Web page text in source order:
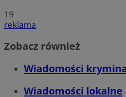
19
reklama
Zobacz również
Wiadomości
Wiadomości lokalne